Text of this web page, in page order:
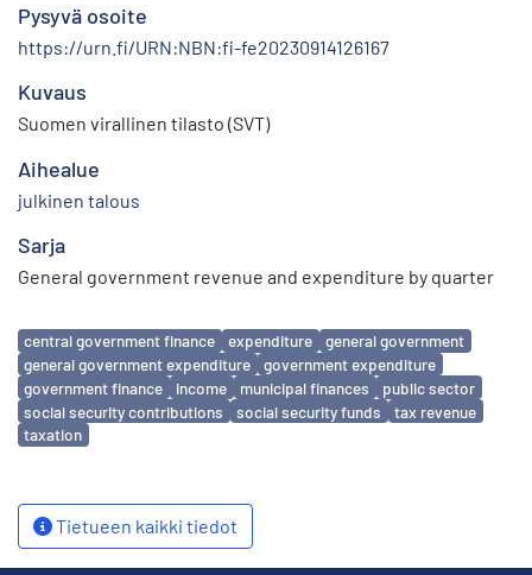
Pysyvä osoite
https://urn.fi/URN:NBN:fi-fe20230914126167
Kuvaus
Suomen virallinen tilasto (SVT)
Aihealue
julkinen talous
Sarja
General government revenue and expenditure by quarter
Avainsanat
central government finance expenditure
general government
general government expenditure
government expenditure
government finance
income municipal finances
public sector
social security contributions
social security funds
tax revenue
taxation
Tietueen kaikki tiedot